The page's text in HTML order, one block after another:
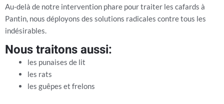
Au-delà de notre intervention phare pourtraiter les cafards à
Pantin, nous déployons des solutions radicales contre tous les
indésirables.
Nous traitons aussi:
les punaises de lit
les rats
les guêpes et frelons